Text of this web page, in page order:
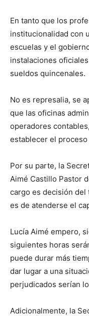
En tanto que los
institucionalidad con
escuelas y el
instalaciones
sueldos quincenales.
No es represalia, se
que las oficinas
operadores
establecer el proceso
Por su parte, la
Aimé Castillo Pastor
cargo es decisión
es de atenderse el
Lucía Aimé empero,
siguientes horas
puede durar más
dar lugar a una
perjudicados serían
Adicionalmente, la